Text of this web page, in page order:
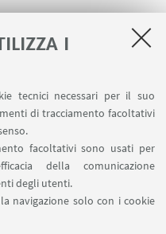
I
tecnici necessari per il suo
di tracciamento facoltativi
facoltativi sono usati per
della comunicazione
degli utenti.
navigazione solo con i cookie
del II anno